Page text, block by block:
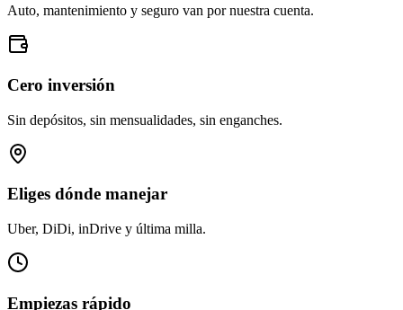
Auto, mantenimiento y seguro van por nuestra cuenta.
Cero inversión
Sin depósitos, sin mensualidades, sin enganches.
Eliges dónde manejar
Uber, DiDi, inDrive y última milla.
Empiezas rápido